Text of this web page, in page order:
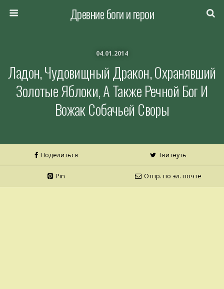
Древние боги и герои
04.01.2014
Ладон, Чудовищный Дракон, Охранявший
Золотые Яблоки, А Также Речной Бог И
Вожак Собачьей Своры
Поделиться Твитнуть
Pin Отпр. по эл. почте